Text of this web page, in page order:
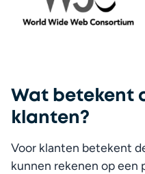
Wat betekent
klanten?
Voor klanten betekent
kunnen rekenen op een